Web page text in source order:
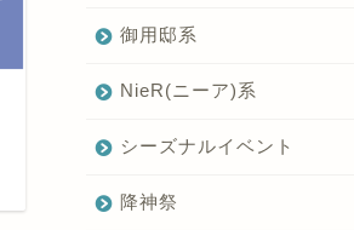
御用邸系
NieR(ニーア)系
シーズナルイベント
降神祭